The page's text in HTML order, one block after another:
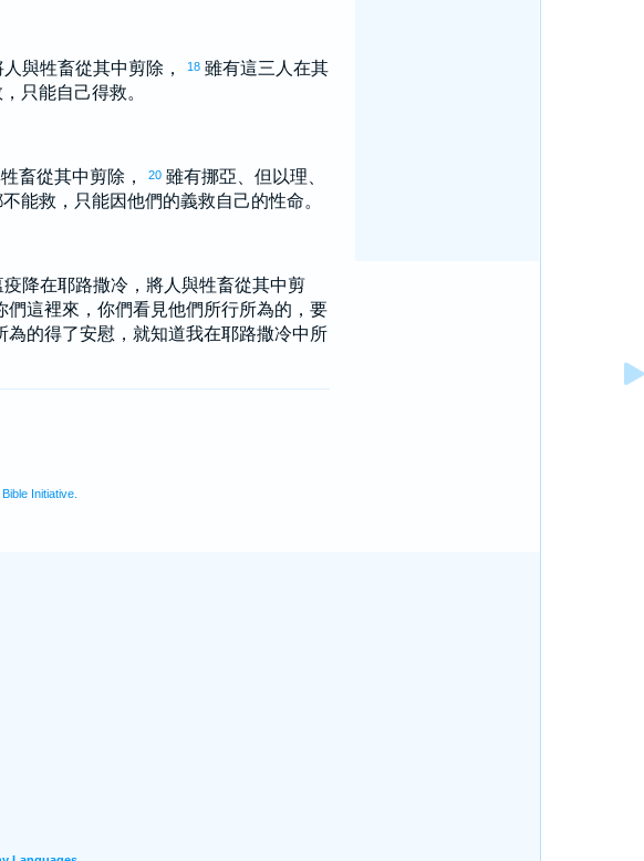
與牲畜從其中剪除， 18 雖有這三人在其
只能自己得救。
畜從其中剪除， 20 雖有挪亞 但以理
救，只能因他們的義救自己的性命。
疫降在耶路撒冷，將人與牲畜從其中剪
這裡來，你們看見他們所行所為的，要
為的得了安慰，就知道我在耶路撒冷中所
Initiative.